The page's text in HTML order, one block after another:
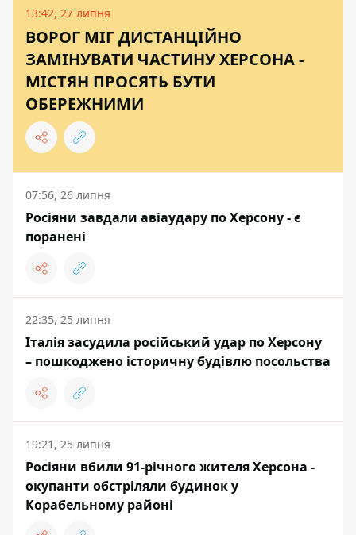
13:42, 27 липня
ВОРОГ МІГ ДИСТАНЦІЙНО
ЗАМІНУВАТИ ЧАСТИНУ ХЕРСОНА -
МІСТЯН ПРОСЯТЬ БУТИ
ОБЕРЕЖНИМИ
07:56, 26 липня
Росіяни завдали авіаудару по Херсону - є
поранені
22:35, 25 липня
Італія засудила російський удар по Херсону
– пошкоджено історичну будівлю посольства
19:21, 25 липня
Росіяни вбили 91-річного жителя Херсона -
окупанти обстріляли будинок у
Корабельному районі